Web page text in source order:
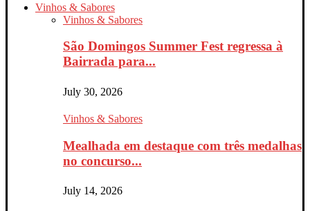
Vinhos & Sabores
Vinhos & Sabores
São Domingos Summer Fest regressa à
Bairrada para...
July 30, 2026
Vinhos & Sabores
Mealhada em destaque com três medalhas
no concurso...
July 14, 2026